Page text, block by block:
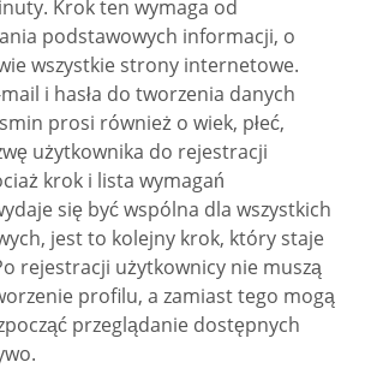
Krok ten wymaga od
podstawowych informacji, o
wszystkie strony internetowe.
i hasła do tworzenia danych
prosi również o wiek, płeć,
użytkownika do rejestracji
krok i lista wymagań
się być wspólna dla wszystkich
jest to kolejny krok, który staje
rejestracji użytkownicy nie muszą
profilu, a zamiast tego mogą
przeglądanie dostępnych